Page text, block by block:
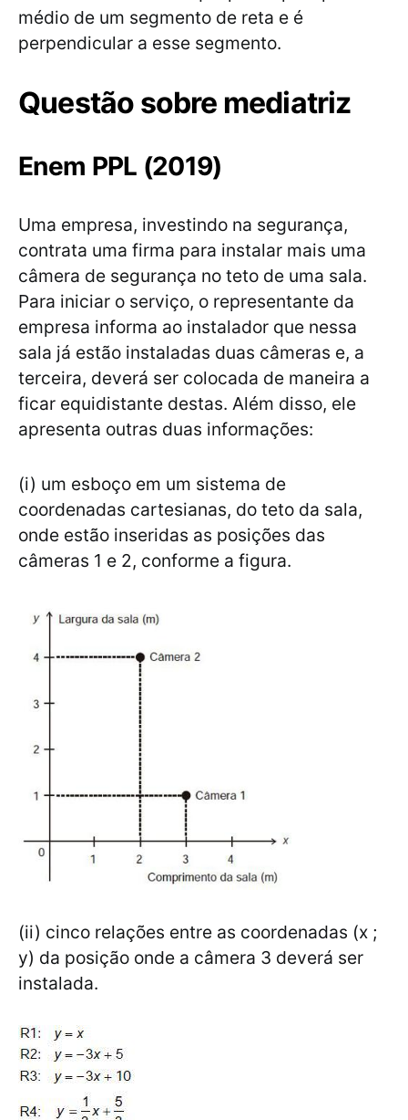
médio de um segmento de reta e é
perpendicular a esse segmento.
Questão sobre mediatriz
Enem PPL (2019)
Uma empresa, investindo na segurança,
contrata uma firma para instalar mais uma
câmera de segurança no teto de uma sala.
Para iniciar o serviço, o representante da
empresa informa ao instalador que nessa
sala já estão instaladas duas câmeras e, a
terceira, deverá ser colocada de maneira a
ficar equidistante destas. Além disso, ele
apresenta outras duas informações:
(i) um esboço em um sistema de
coordenadas cartesianas, do teto da sala,
onde estão inseridas as posições das
câmeras 1 e 2, conforme a figura.
(ii) cinco relações entre as coordenadas (x ;
y) da posição onde a câmera 3 deverá ser
instalada.